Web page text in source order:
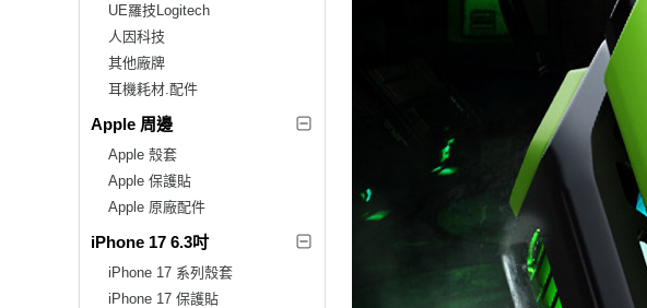
UE羅技Logitech
人因科技
其他廠牌
耳機耗材.配件
Apple 周邊
Apple 殼套
Apple 保護貼
Apple 原廠配件
iPhone 17 6.3吋
iPhone 17 系列殼套
iPhone 17 保護貼